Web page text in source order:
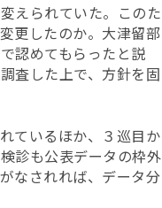
えられていた。このた
更したのか。大津留部
認めてもらったと説
査した上で、方針を固
ているほか、３巡目か
診も公表データの枠外
なされれば、データ分